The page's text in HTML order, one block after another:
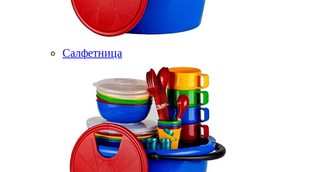
Салфетница